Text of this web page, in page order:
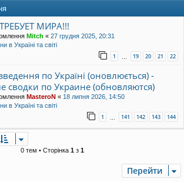
МИРА!!!
Mitch « 27 грудня 2025, 20:31
в Україні та світі
1 … 19 20 21 22
по Україні (оновлюється) -
сводки по Украине (обновляются)
MasteroN « 18 липня 2026, 14:50
в Україні та світі
1 … 141 142 143 144
0 тем • Сторінка 1 з 1
Перейти